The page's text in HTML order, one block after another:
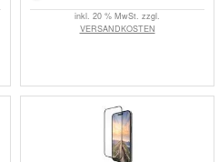
inkl. 20 % MwSt. zzgl.
VERSANDKOSTEN